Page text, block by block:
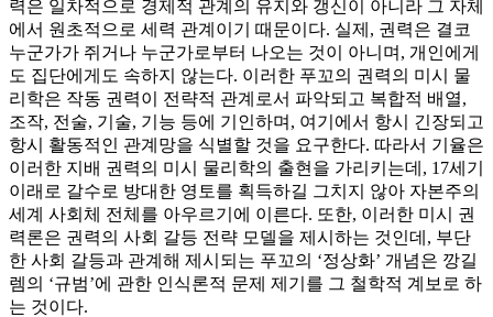
력은 일차적으로 경제적 관계의 유지와 갱신이 아니라 그 자체
에서 원초적으로 세력 관계이기 때문이다. 실제, 권력은 결코
누군가가 쥐거나 누군가로부터 나오는 것이 아니며, 개인에게
도 집단에게도 속하지 않는다. 이러한 푸꼬의 권력의 미시 물
리학은 작동 권력이 전략적 관계로서 파악되고 복합적 배열,
조작, 전술, 기술, 기능 등에 기인하며, 여기에서 항시 긴장되고
항시 활동적인 관계망을 식별할 것을 요구한다. 따라서 기율은
이러한 지배 권력의 미시 물리학의 출현을 가리키는데, 17세기
이래로 갈수로 방대한 영토를 획득하길 그치지 않아 자본주의
세계 사회체 전체를 아우르기에 이른다. 또한, 이러한 미시 권
력론은 권력의 사회 갈등 전략 모델을 제시하는 것인데, 부단
한 사회 갈등과 관계해 제시되는 푸꼬의 ‘정상화’ 개념은 깡길
렘의 ‘규범’에 관한 인식론적 문제 제기를 그 철학적 계보로 하
는 것이다.